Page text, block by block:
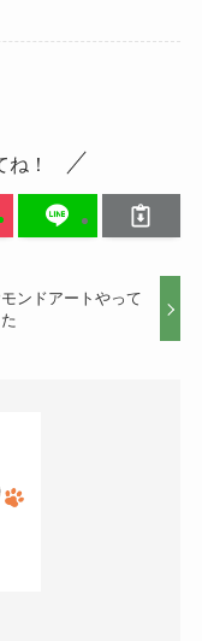
！
ンドアートやって